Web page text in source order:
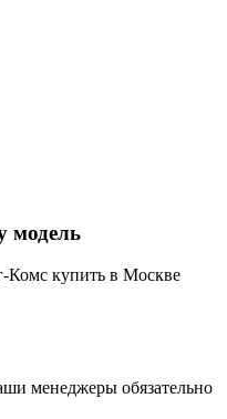
модель
менеджеры обязательно